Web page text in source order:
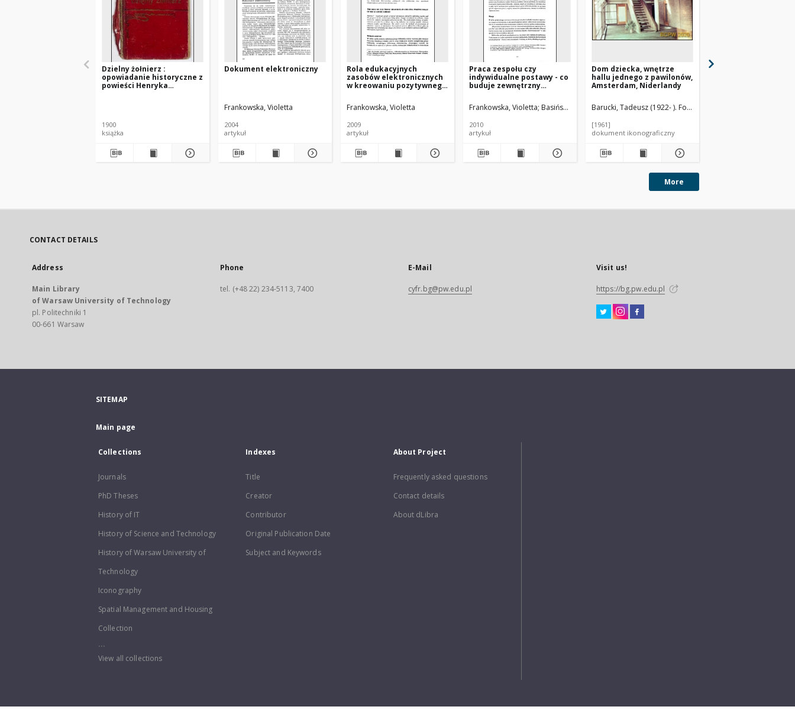
Dzielny żołnierz :
opowiadanie historyczne z
powieści Henryka
1900
książka
Dokument elektroniczny
Frankowska, Violetta
2004
artykuł
Rola edukacyjnych
zasobów elektronicznych
w kreowaniu pozytywnego
akademickiej na
przykładzie Biblioteki
Warszawskiej
Frankowska, Violetta
2009
artykuł
Praca zespołu czy
indywidualne postawy - co
buduje zewnętrzny
biblioteki
Frankowska, Violetta Basińska, Joanna
2010
artykuł
Dom dziecka, wnętrze
hallu jednego z pawilonów,
Amsterdam, Niderlandy
Barucki, Tadeusz (1922- ). Fotograf
[1961]
dokument ikonograficzny
More
CONTACT DETAILS
Address
Main Library
of Warsaw University of Technology
pl. Politechniki 1
00-661 Warsaw
Phone
tel. (+48 22) 234-5113, 7400
E-Mail
cyfr.bg@pw.edu.pl
Visit us!
https://bg.pw.edu.pl
SITEMAP
Main page
Collections
Journals
PhD Theses
History of IT
History of Science and Technology
History of Warsaw University of
Technology
Iconography
Spatial Management and Housing
Collection
...
View all collections
Indexes
Title
Creator
Contributor
Original Publication Date
Subject and Keywords
About Project
Frequently asked questions
Contact details
About dLibra